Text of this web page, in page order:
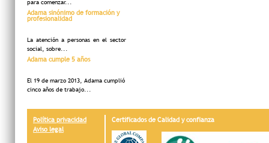
para comenzar...
Adama sinónimo de formación y
profesionalidad
La atención a personas en el sector
social, sobre...
Adama cumple 5 años
El 19 de marzo 2013, Adama cumplió
cinco años de trabajo...
Política privacidad
Aviso legal
Certificados de Calidad y confianza